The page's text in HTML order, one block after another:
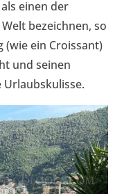
einen der
bezeichnen, so
(wie ein Croissant)
und seinen